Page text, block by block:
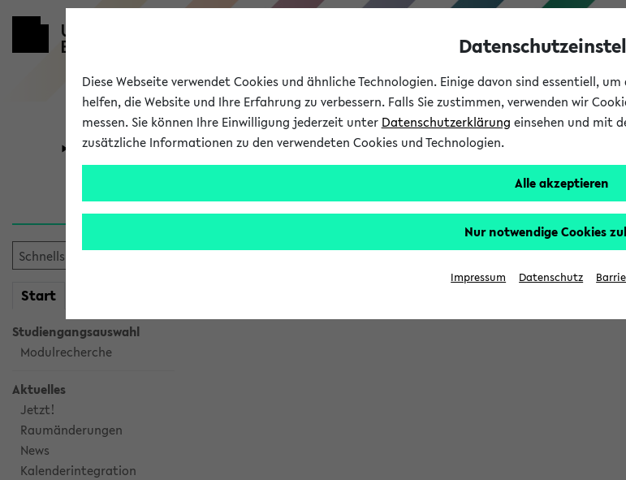
Universität Forschung Studium
Start
Studiengangsauswahl
Modulrecherche
Aktuelles
Jetzt!
Raumänderungen
News
Kalenderintegration
Verlauf
Diese Webseite verwendet Cookies und ähnliche Technologien. Einige davon sind essentiell,
helfen, die Website und Ihre Erfahrung zu verbessern. Falls Sie zustimmen, verwenden wir
messen. Sie können Ihre Einwilligung jederzeit unter Datenschutzerklärung einsehen und mit
zusätzliche Informationen zu den verwendeten Cookies und Technologien.
Alle akzeptieren
Nur notwendige Cookies
Impressum Datenschutz